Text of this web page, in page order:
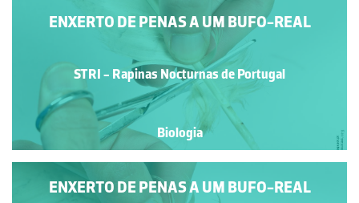
ENXERTO DE PENAS A UM BUFO-REAL
STRI - Rapinas Nocturnas de Portugal
Biologia
ENXERTO DE PENAS A UM BUFO-REAL